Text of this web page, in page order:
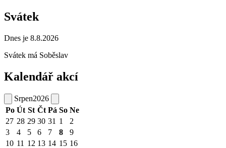
Svátek
Dnes je 8.8.2026
Svátek má Soběslav
Kalendář akcí
Srpen2026
Po Út St Čt Pá So Ne
27 28 29 30 31 1
2
3
4 5 6 7 8
9
10 11 12 13 14 15 16